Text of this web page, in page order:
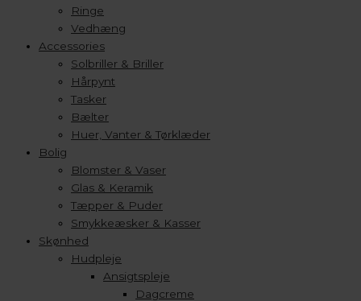
Ringe
Vedhæng
Accessories
Solbriller & Briller
Hårpynt
Tasker
Bælter
Huer, Vanter & Tørklæder
Bolig
Blomster & Vaser
Glas & Keramik
Tæpper & Puder
Smykkeæsker & Kasser
Skønhed
Hudpleje
Ansigtspleje
Dagcreme